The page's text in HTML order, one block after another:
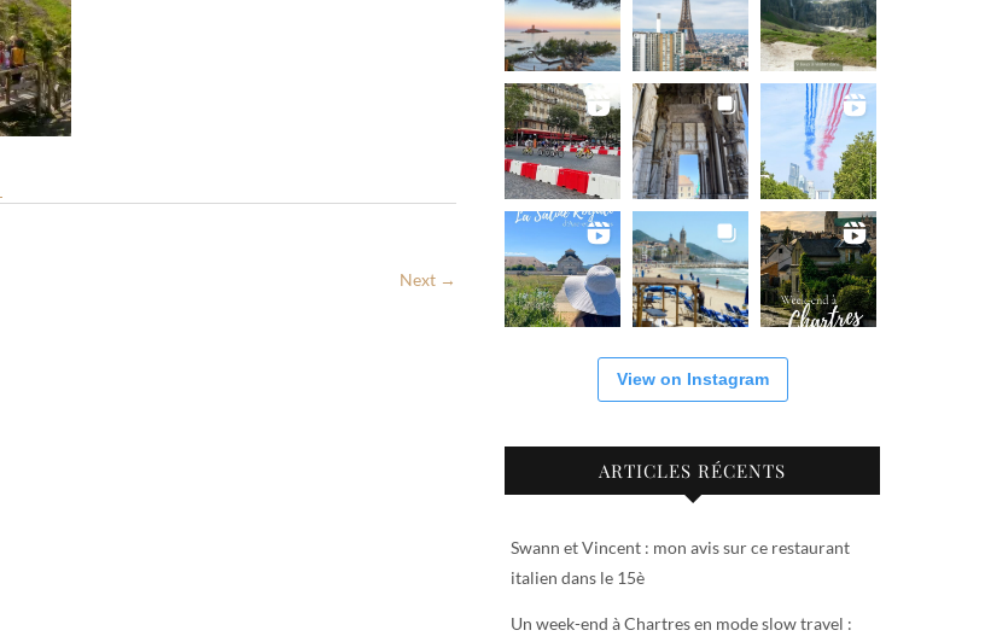
Next →
View on Instagram
ARTICLES RÉCENTS
Swann et Vincent : mon avis sur ce restaurant
italien dans le 15è
Un week-end à Chartres en mode slow travel :